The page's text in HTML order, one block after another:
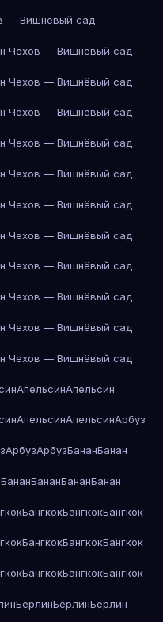
— Вишнёвый сад
Чехов — Вишнёвый сад
Чехов — Вишнёвый сад
Чехов — Вишнёвый сад
Чехов — Вишнёвый сад
Чехов — Вишнёвый сад
Чехов — Вишнёвый сад
Чехов — Вишнёвый сад
Чехов — Вишнёвый сад
Чехов — Вишнёвый сад
Чехов — Вишнёвый сад
Чехов — Вишнёвый сад
АпельсинАпельсин
АпельсинАпельсинАрбуз
АрбузАрбузБананБанан
БананБананБананБанан
БангкокБангкокБангкок
БангкокБангкокБангкок
БангкокБангкокБангкок
БерлинБерлинБерлин